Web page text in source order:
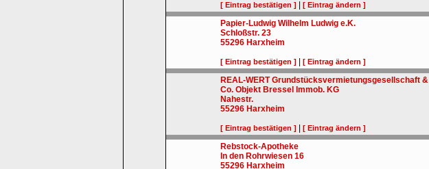
[ Eintrag bestätigen ] [ Eintrag ändern ]
Papier-Ludwig Wilhelm Ludwig e.K.
Schloßstr. 23
55296 Harxheim
[ Eintrag bestätigen ] [ Eintrag ändern ]
REAL-WERT Grundstücksvermietungsgesellschaft &
Co. Objekt Bressel Immob. KG
Nahestr.
55296 Harxheim
[ Eintrag bestätigen ] [ Eintrag ändern ]
Rebstock-Apotheke
In den Rohrwiesen 16
55296 Harxheim